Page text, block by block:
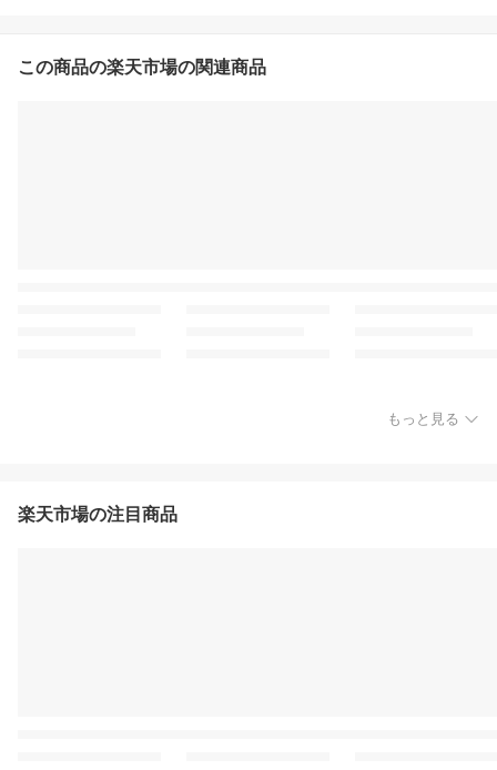
この商品の楽天市場の関連商品
もっと見る
楽天市場の注目商品